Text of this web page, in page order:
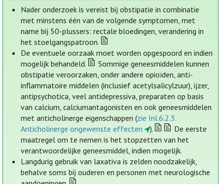
Nader onderzoek is vereist bij obstipatie in combinatie
met minstens één van de volgende symptomen, met
name bij 50-plussers: rectale bloedingen, verandering in
het stoelgangspatroon.
De eventuele oorzaak moet worden opgespoord en indien
mogelijk behandeld.
Sommige geneesmiddelen kunnen
obstipatie veroorzaken, onder andere opioïden, anti-
inflammatoire middelen (inclusief acetylsalicylzuur), ijzer,
antipsychotica, veel antidepressiva, preparaten op basis
van calcium, calciumantagonisten en ook geneesmiddelen
met anticholinerge eigenschappen (zie Inl.6.2.3.
Anticholinerge ongewenste effecten
).
De eerste
maatregel om te nemen is het stopzetten van het
verantwoordelijke geneesmiddel, indien mogelijk.
Langdurig gebruik van laxativa is zelden noodzakelijk,
behalve soms bij ouderen en personen met neurologische